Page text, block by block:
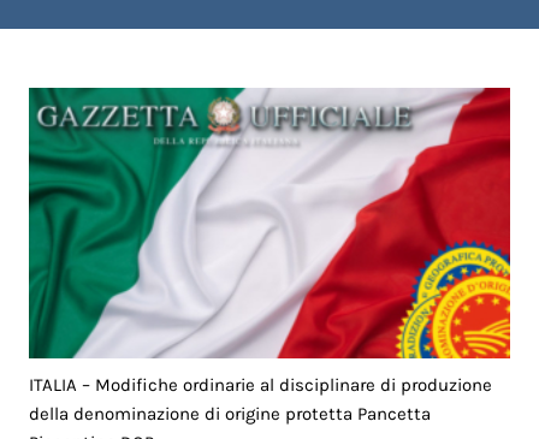
ITALIA – Modifiche ordinarie al disciplinare di produzione
della denominazione di origine protetta Pancetta